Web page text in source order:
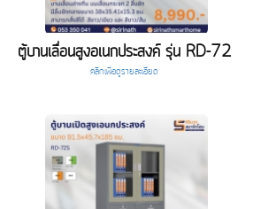
ตู้บานเลื่อนสูงอเนกประสงค์ รุ่น RD-72
คลิกเพื่อดูรายละเอียด